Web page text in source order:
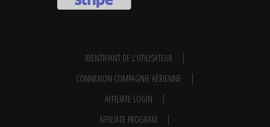
IDENTIFIANT DE L'UTILISATEUR
CONNEXION COMPAGNIE AÉRIENNE
AFFILIATE LOGIN
AFFILIATE PROGRAM